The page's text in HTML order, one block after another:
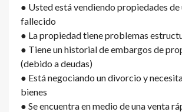
● Usted está vendiendo propiedades
fallecido
● La propiedad tiene problemas
● Tiene un historial de embargos de
(debido a deudas)
● Está negociando un divorcio y
bienes
● Se encuentra en medio de una venta